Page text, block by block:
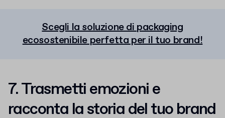
Scegli la soluzione di packaging
ecosostenibile perfetta per il tuo brand!
7. Trasmetti emozioni e
racconta la storia del tuo brand